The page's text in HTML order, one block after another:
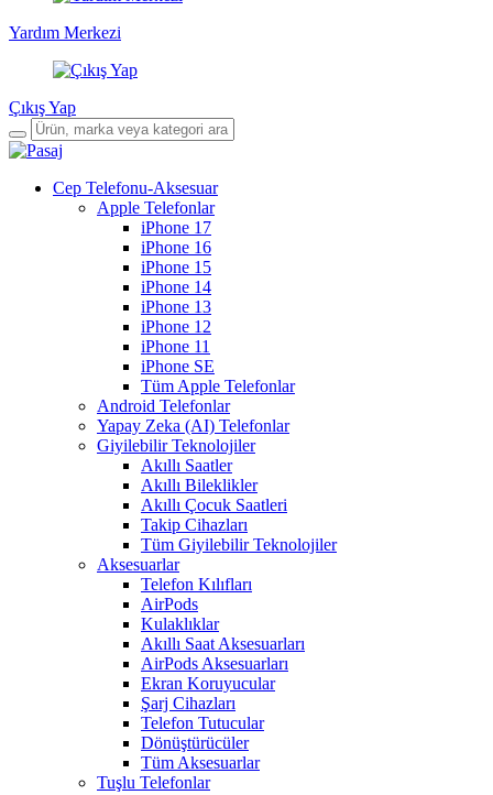
Yardım Merkezi
Çıkış Yap
Cep Telefonu-Aksesuar
Apple Telefonlar
iPhone 17
iPhone 16
iPhone 15
iPhone 14
iPhone 13
iPhone 12
iPhone 11
iPhone SE
Tüm Apple Telefonlar
Android Telefonlar
Yapay Zeka (AI) Telefonlar
Giyilebilir Teknolojiler
Akıllı Saatler
Akıllı Bileklikler
Akıllı Çocuk Saatleri
Takip Cihazları
Tüm Giyilebilir Teknolojiler
Aksesuarlar
Telefon Kılıfları
AirPods
Kulaklıklar
Akıllı Saat Aksesuarları
AirPods Aksesuarları
Ekran Koruyucular
Şarj Cihazları
Telefon Tutucular
Dönüştürücüler
Tüm Aksesuarlar
Tuşlu Telefonlar